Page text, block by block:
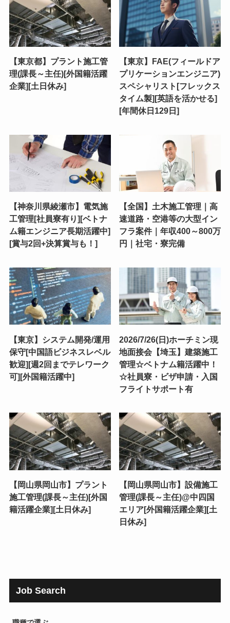
【東京都】プラント施工管
理(課長～主任)[外国籍活躍
企業][土日休み]
【東京】FAE(フィールドア
プリケーションエンジニア)
スペシャリスト[フレックス
タイム製][英語を活かせる]
[年間休日129日]
【神奈川県綾瀬市】電気施
工管理[社員寮有り][ベトナ
ム籍エンジニア長期活躍中]
[賞与2回+決算賞与も！]
【全国】土木施工管理｜高
速道路・空港等の大型イン
フラ案件｜年収400～800万
円｜社宅・寮完備
【東京】システム開発/運用
保守[中国語ビジネスレベル
歓迎][週2回までテレワーク
可][外国籍活躍中]
2026/7/26(日)ホーチミン現
地面接会【埼玉】建築施工
管理☆ベトナム籍活躍中！
☆社員寮・ビザ申請・入国
フライトサポート有
【岡山県岡山市】プラント
施工管理(課長～主任)[外国
籍活躍企業][土日休み]
【岡山県岡山市】設備施工
管理(課長～主任)@中四国
エリア[外国籍活躍企業][土
日休み]
Job Search